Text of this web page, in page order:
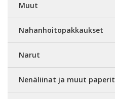
Muut
Nahanhoitopakkaukset
Narut
Nenäliinat ja muut paperit